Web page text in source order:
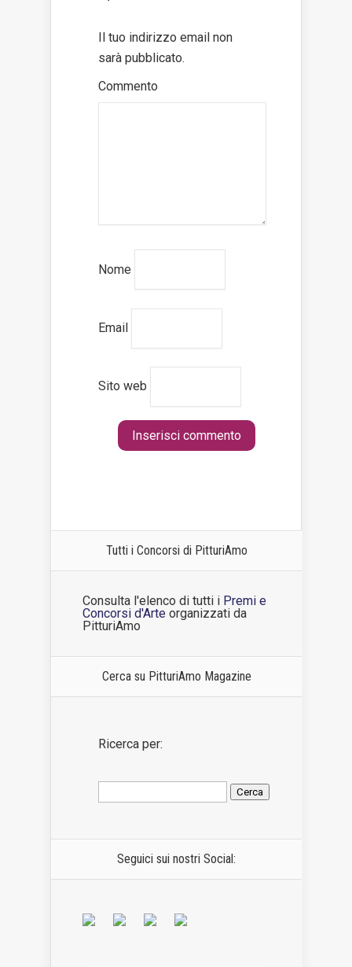
Il tuo indirizzo email non
sarà pubblicato.
Commento
Nome
Email
Sito web
Tutti i Concorsi di PitturiAmo
Consulta l'elenco di tutti i Premi e
Concorsi d'Arte organizzati da
PitturiAmo
Cerca su PitturiAmo Magazine
Ricerca per:
Seguici sui nostri Social: